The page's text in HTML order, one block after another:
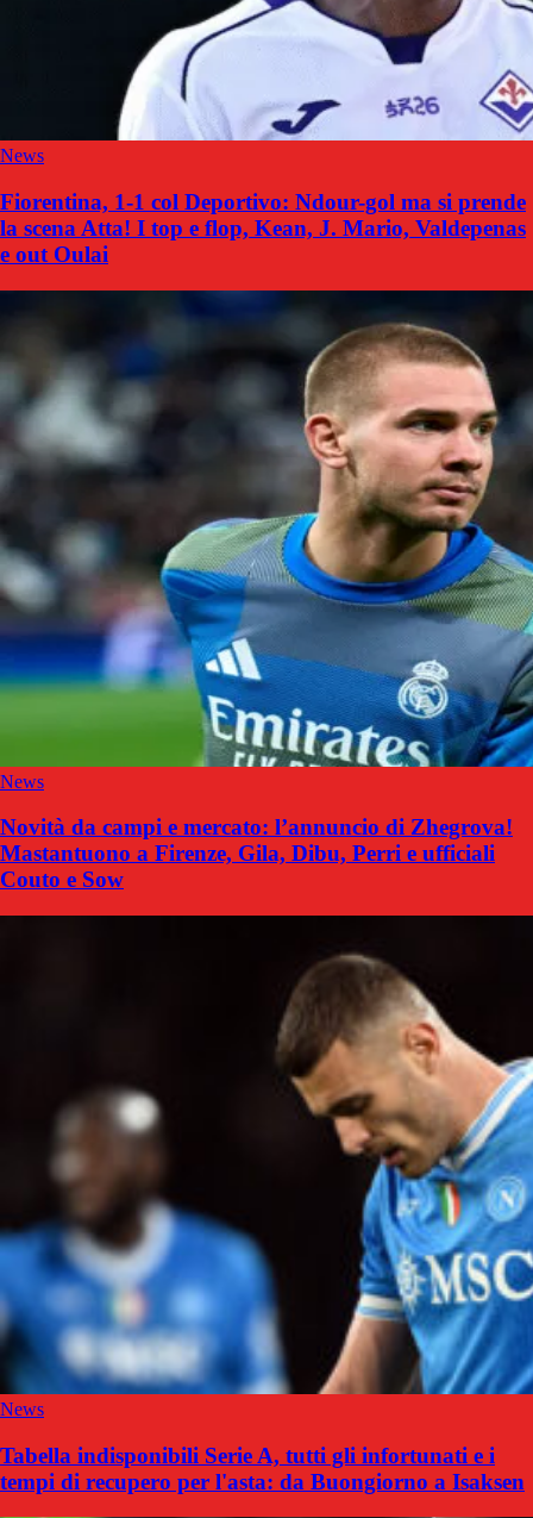
News
Fiorentina, 1-1 col Deportivo: Ndour-gol ma si prende
la scena Atta! I top e flop, Kean, J. Mario, Valdepenas
e out Oulai
News
Novità da campi e mercato: l’annuncio di Zhegrova!
Mastantuono a Firenze, Gila, Dibu, Perri e ufficiali
Couto e Sow
News
Tabella indisponibili Serie A, tutti gli infortunati e i
tempi di recupero per l'asta: da Buongiorno a Isaksen